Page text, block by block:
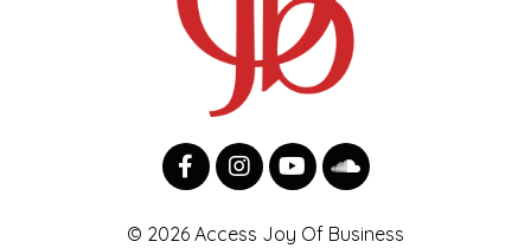
© 2026 Access Joy Of Business